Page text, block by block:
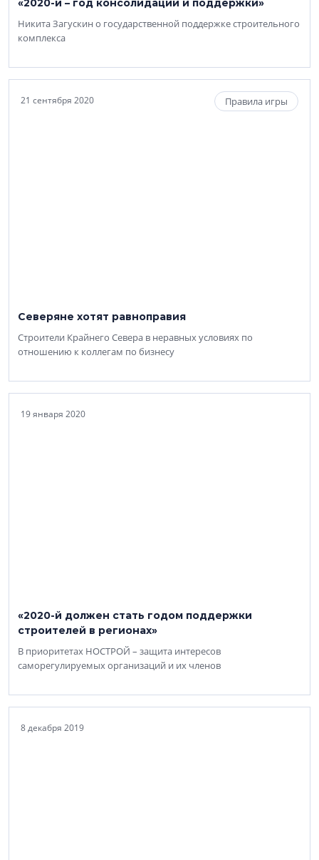
«2020-й – год консолидации и поддержки»
Никита Загускин о государственной поддержке строительного
комплекса
21 сентября 2020 Правила игры
Северяне хотят равноправия
Строители Крайнего Севера в неравных условиях по
отношению к коллегам по бизнесу
19 января 2020
«2020-й должен стать годом поддержки
строителей в регионах»
В приоритетах НОСТРОЙ – защита интересов
саморегулируемых организаций и их членов
8 декабря 2019